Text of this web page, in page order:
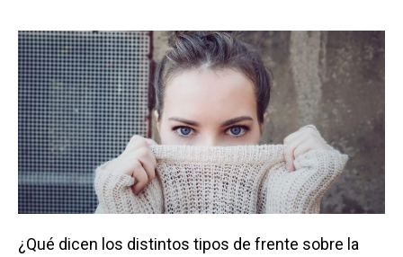
¿Qué dicen los distintos tipos de frente sobre la